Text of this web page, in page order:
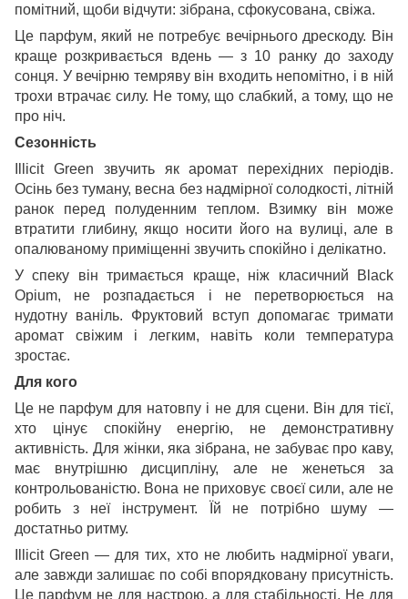
помітний, щоби відчути: зібрана, сфокусована, свіжа.
Це парфум, який не потребує вечірнього дрескоду. Він
краще розкривається вдень — з 10 ранку до заходу
сонця. У вечірню темряву він входить непомітно, і в ній
трохи втрачає силу. Не тому, що слабкий, а тому, що не
про ніч.
Сезонність
Illicit Green звучить як аромат перехідних періодів.
Осінь без туману, весна без надмірної солодкості, літній
ранок перед полуденним теплом. Взимку він може
втратити глибину, якщо носити його на вулиці, але в
опалюваному приміщенні звучить спокійно і делікатно.
У спеку він тримається краще, ніж класичний Black
Opium, не розпадається і не перетворюється на
нудотну ваніль. Фруктовий вступ допомагає тримати
аромат свіжим і легким, навіть коли температура
зростає.
Для кого
Це не парфум для натовпу і не для сцени. Він для тієї,
хто цінує спокійну енергію, не демонстративну
активність. Для жінки, яка зібрана, не забуває про каву,
має внутрішню дисципліну, але не женеться за
контрольованістю. Вона не приховує своєї сили, але не
робить з неї інструмент. Їй не потрібно шуму —
достатньо ритму.
Illicit Green — для тих, хто не любить надмірної уваги,
але завжди залишає по собі впорядковану присутність.
Це парфум не для настрою, а для стабільності. Не для